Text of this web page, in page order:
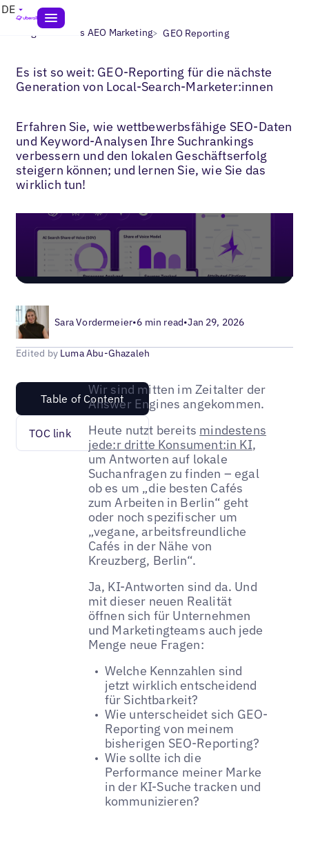
DE
Blogs> Lokales AEO Marketing> GEO Reporting
Es ist so weit: GEO-Reporting für die nächste
Generation von Local-Search-Marketer:innen
Erfahren Sie, wie wettbewerbsfähige SEO-Daten
und Keyword-Analysen Ihre Suchrankings
verbessern und den lokalen Geschäftserfolg
steigern können; und lernen Sie, wie Sie das
wirklich tun!
Sara Vordermeier•6 min read•Jan 29, 2026
Edited by Luma Abu-Ghazaleh
Table of Content
TOC link
Wir sind mitten im Zeitalter der
Answer Engines angekommen.
Heute nutzt bereits mindestens
jede:r dritte Konsument:in KI,
um Antworten auf lokale
Suchanfragen zu finden – egal
ob es um „die besten Cafés
zum Arbeiten in Berlin“ geht
oder noch spezifischer um
„vegane, arbeitsfreundliche
Cafés in der Nähe von
Kreuzberg, Berlin“.
Ja, KI-Antworten sind da. Und
mit dieser neuen Realität
öffnen sich für Unternehmen
und Marketingteams auch jede
Menge neue Fragen:
Welche Kennzahlen sind
jetzt wirklich entscheidend
für Sichtbarkeit?
Wie unterscheidet sich GEO-
Reporting von meinem
bisherigen SEO-Reporting?
Wie sollte ich die
Performance meiner Marke
in der KI-Suche tracken und
kommunizieren?